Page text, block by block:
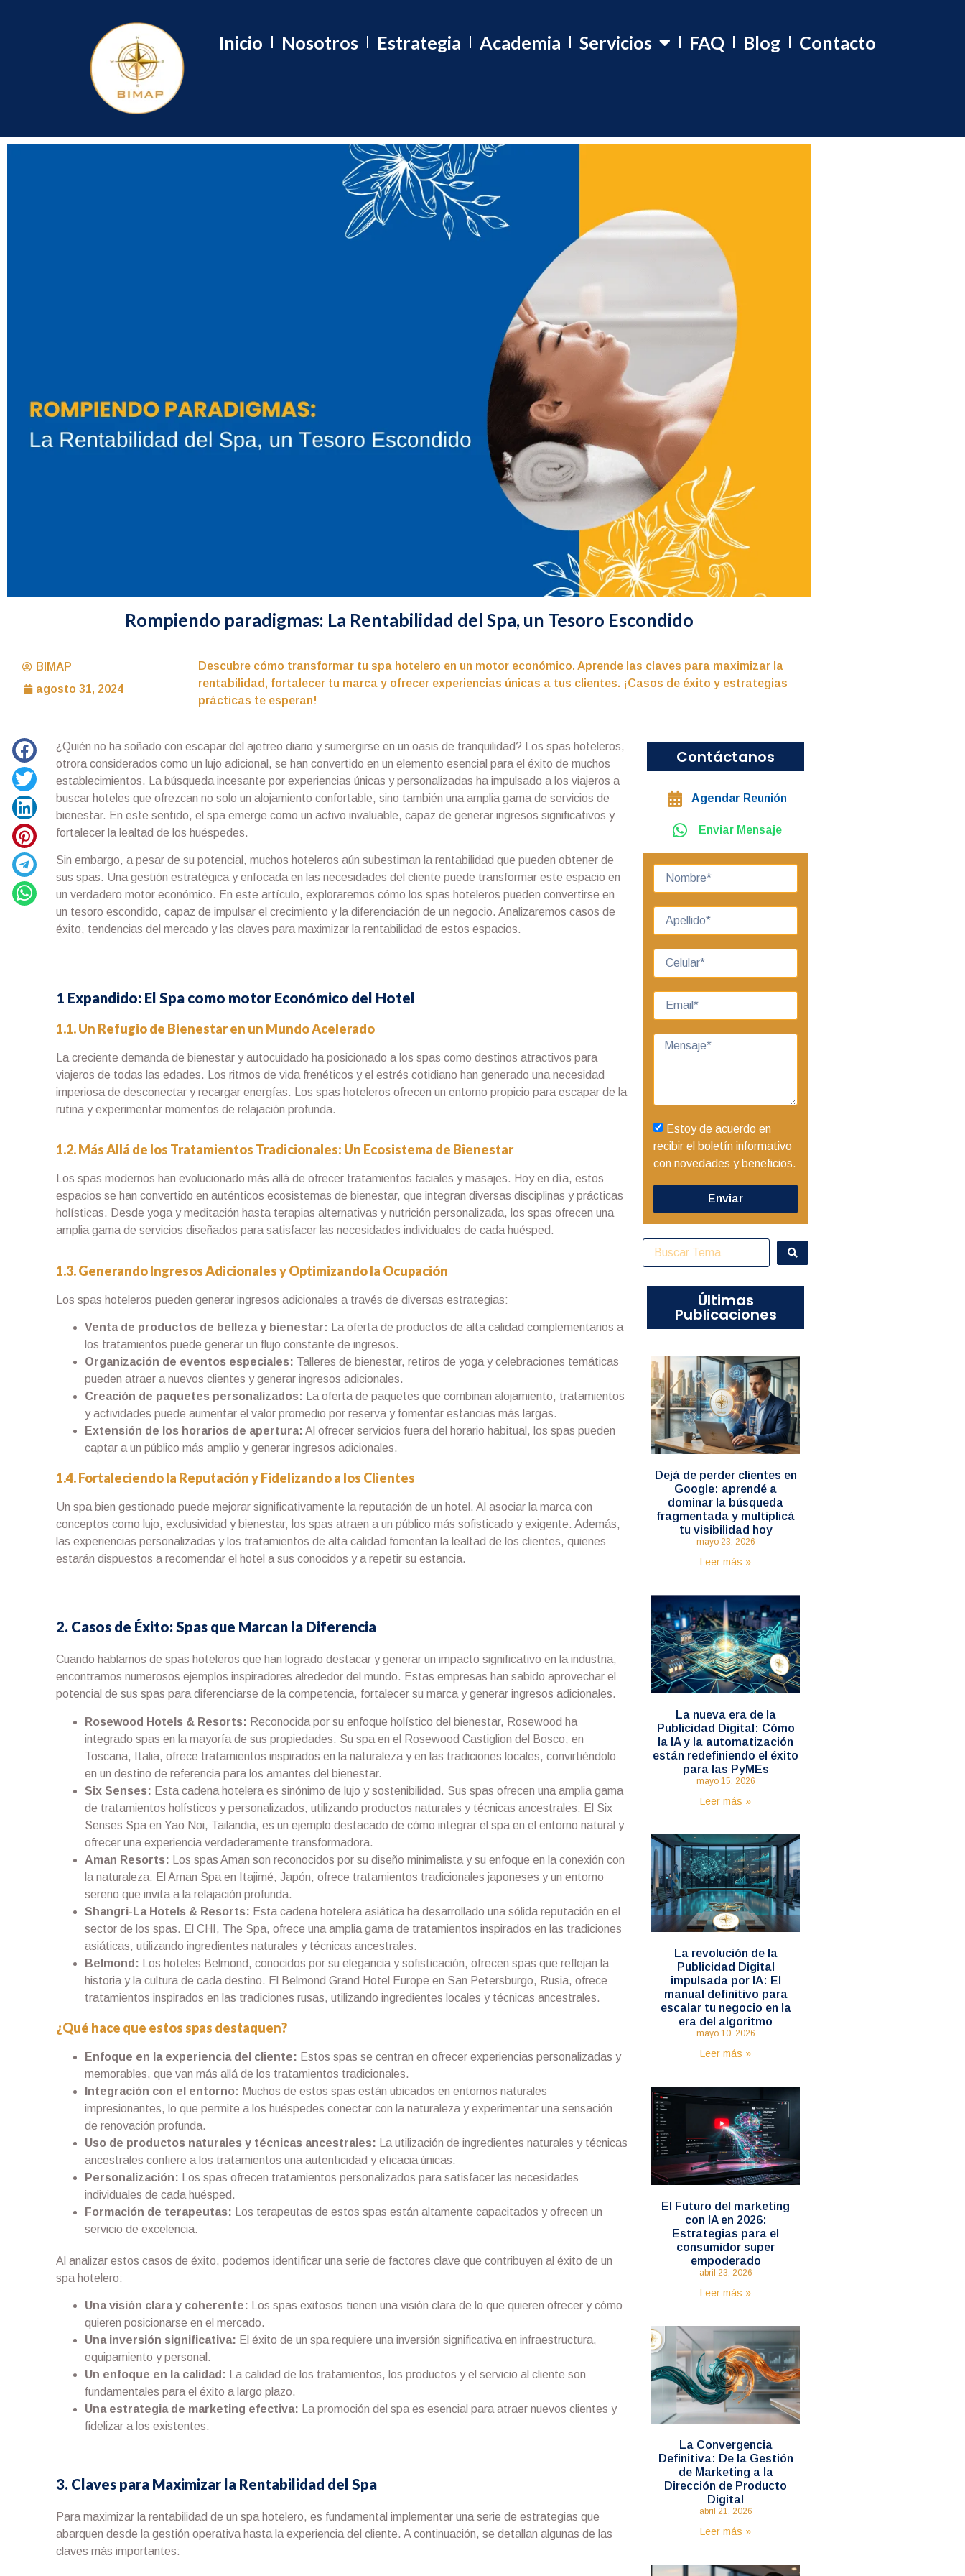
Inicio Nosotros Estrategia Academia Servicios FAQ Blog Contacto
Rompiendo paradigmas: La Rentabilidad del Spa, un Tesoro Escondido
BIMAP
agosto 31, 2024
Descubre cómo transformar tu spa hotelero en un motor económico. Aprende las claves para maximizar la
rentabilidad, fortalecer tu marca y ofrecer experiencias únicas a tus clientes. ¡Casos de éxito y estrategias
prácticas te esperan!
¿Quién no ha soñado con escapar del ajetreo diario y sumergirse en un oasis de tranquilidad? Los spas hoteleros,
otrora considerados como un lujo adicional, se han convertido en un elemento esencial para el éxito de muchos
establecimientos. La búsqueda incesante por experiencias únicas y personalizadas ha impulsado a los viajeros a
buscar hoteles que ofrezcan no solo un alojamiento confortable, sino también una amplia gama de servicios de
bienestar. En este sentido, el spa emerge como un activo invaluable, capaz de generar ingresos significativos y
fortalecer la lealtad de los huéspedes.
Sin embargo, a pesar de su potencial, muchos hoteleros aún subestiman la rentabilidad que pueden obtener de
sus spas. Una gestión estratégica y enfocada en las necesidades del cliente puede transformar este espacio en
un verdadero motor económico. En este artículo, exploraremos cómo los spas hoteleros pueden convertirse en
un tesoro escondido, capaz de impulsar el crecimiento y la diferenciación de un negocio. Analizaremos casos de
éxito, tendencias del mercado y las claves para maximizar la rentabilidad de estos espacios.
1 Expandido: El Spa como motor Económico del Hotel
1.1. Un Refugio de Bienestar en un Mundo Acelerado
La creciente demanda de bienestar y autocuidado ha posicionado a los spas como destinos atractivos para
viajeros de todas las edades. Los ritmos de vida frenéticos y el estrés cotidiano han generado una necesidad
imperiosa de desconectar y recargar energías. Los spas hoteleros ofrecen un entorno propicio para escapar de la
rutina y experimentar momentos de relajación profunda.
1.2. Más Allá de los Tratamientos Tradicionales: Un Ecosistema de Bienestar
Los spas modernos han evolucionado más allá de ofrecer tratamientos faciales y masajes. Hoy en día, estos
espacios se han convertido en auténticos ecosistemas de bienestar, que integran diversas disciplinas y prácticas
holísticas. Desde yoga y meditación hasta terapias alternativas y nutrición personalizada, los spas ofrecen una
amplia gama de servicios diseñados para satisfacer las necesidades individuales de cada huésped.
1.3. Generando Ingresos Adicionales y Optimizando la Ocupación
Los spas hoteleros pueden generar ingresos adicionales a través de diversas estrategias:
Venta de productos de belleza y bienestar: La oferta de productos de alta calidad complementarios a
los tratamientos puede generar un flujo constante de ingresos.
Organización de eventos especiales: Talleres de bienestar, retiros de yoga y celebraciones temáticas
pueden atraer a nuevos clientes y generar ingresos adicionales.
Creación de paquetes personalizados: La oferta de paquetes que combinan alojamiento, tratamientos
y actividades puede aumentar el valor promedio por reserva y fomentar estancias más largas.
Extensión de los horarios de apertura: Al ofrecer servicios fuera del horario habitual, los spas pueden
captar a un público más amplio y generar ingresos adicionales.
1.4. Fortaleciendo la Reputación y Fidelizando a los Clientes
Un spa bien gestionado puede mejorar significativamente la reputación de un hotel. Al asociar la marca con
conceptos como lujo, exclusividad y bienestar, los spas atraen a un público más sofisticado y exigente. Además,
las experiencias personalizadas y los tratamientos de alta calidad fomentan la lealtad de los clientes, quienes
estarán dispuestos a recomendar el hotel a sus conocidos y a repetir su estancia.
2. Casos de Éxito: Spas que Marcan la Diferencia
Cuando hablamos de spas hoteleros que han logrado destacar y generar un impacto significativo en la industria,
encontramos numerosos ejemplos inspiradores alrededor del mundo. Estas empresas han sabido aprovechar el
potencial de sus spas para diferenciarse de la competencia, fortalecer su marca y generar ingresos adicionales.
Rosewood Hotels & Resorts: Reconocida por su enfoque holístico del bienestar, Rosewood ha
integrado spas en la mayoría de sus propiedades. Su spa en el Rosewood Castiglion del Bosco, en
Toscana, Italia, ofrece tratamientos inspirados en la naturaleza y en las tradiciones locales, convirtiéndolo
en un destino de referencia para los amantes del bienestar.
Six Senses: Esta cadena hotelera es sinónimo de lujo y sostenibilidad. Sus spas ofrecen una amplia gama
de tratamientos holísticos y personalizados, utilizando productos naturales y técnicas ancestrales. El Six
Senses Spa en Yao Noi, Tailandia, es un ejemplo destacado de cómo integrar el spa en el entorno natural y
ofrecer una experiencia verdaderamente transformadora.
Aman Resorts: Los spas Aman son reconocidos por su diseño minimalista y su enfoque en la conexión con
la naturaleza. El Aman Spa en Itajimé, Japón, ofrece tratamientos tradicionales japoneses y un entorno
sereno que invita a la relajación profunda.
Shangri-La Hotels & Resorts: Esta cadena hotelera asiática ha desarrollado una sólida reputación en el
sector de los spas. El CHI, The Spa, ofrece una amplia gama de tratamientos inspirados en las tradiciones
asiáticas, utilizando ingredientes naturales y técnicas ancestrales.
Belmond: Los hoteles Belmond, conocidos por su elegancia y sofisticación, ofrecen spas que reflejan la
historia y la cultura de cada destino. El Belmond Grand Hotel Europe en San Petersburgo, Rusia, ofrece
tratamientos inspirados en las tradiciones rusas, utilizando ingredientes locales y técnicas ancestrales.
¿Qué hace que estos spas destaquen?
Enfoque en la experiencia del cliente: Estos spas se centran en ofrecer experiencias personalizadas y
memorables, que van más allá de los tratamientos tradicionales.
Integración con el entorno: Muchos de estos spas están ubicados en entornos naturales
impresionantes, lo que permite a los huéspedes conectar con la naturaleza y experimentar una sensación
de renovación profunda.
Uso de productos naturales y técnicas ancestrales: La utilización de ingredientes naturales y técnicas
ancestrales confiere a los tratamientos una autenticidad y eficacia únicas.
Personalización: Los spas ofrecen tratamientos personalizados para satisfacer las necesidades
individuales de cada huésped.
Formación de terapeutas: Los terapeutas de estos spas están altamente capacitados y ofrecen un
servicio de excelencia.
Al analizar estos casos de éxito, podemos identificar una serie de factores clave que contribuyen al éxito de un
spa hotelero:
Una visión clara y coherente: Los spas exitosos tienen una visión clara de lo que quieren ofrecer y cómo
quieren posicionarse en el mercado.
Una inversión significativa: El éxito de un spa requiere una inversión significativa en infraestructura,
equipamiento y personal.
Un enfoque en la calidad: La calidad de los tratamientos, los productos y el servicio al cliente son
fundamentales para el éxito a largo plazo.
Una estrategia de marketing efectiva: La promoción del spa es esencial para atraer nuevos clientes y
fidelizar a los existentes.
3. Claves para Maximizar la Rentabilidad del Spa
Para maximizar la rentabilidad de un spa hotelero, es fundamental implementar una serie de estrategias que
abarquen desde la gestión operativa hasta la experiencia del cliente. A continuación, se detallan algunas de las
claves más importantes:
Contáctanos
Agendar Reunión
Enviar Mensaje
Estoy de acuerdo en
recibir el boletín informativo
con novedades y beneficios.
Enviar
Últimas
Publicaciones
Dejá de perder clientes en
Google: aprendé a
dominar la búsqueda
fragmentada y multiplicá
tu visibilidad hoy
mayo 23, 2026
Leer más »
La nueva era de la
Publicidad Digital: Cómo
la IA y la automatización
están redefiniendo el éxito
para las PyMEs
mayo 15, 2026
Leer más »
La revolución de la
Publicidad Digital
impulsada por IA: El
manual definitivo para
escalar tu negocio en la
era del algoritmo
mayo 10, 2026
Leer más »
El Futuro del marketing
con IA en 2026:
Estrategias para el
consumidor super
empoderado
abril 23, 2026
Leer más »
La Convergencia
Definitiva: De la Gestión
de Marketing a la
Dirección de Producto
Digital
abril 21, 2026
Leer más »